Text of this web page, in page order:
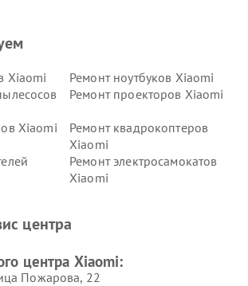
Xiaomi
Ремонт ноутбуков Xiaomi
Ремонт проекторов Xiaomi
Xiaomi
Ремонт квадрокоптеров
Xiaomi
Ремонт электросамокатов
Xiaomi
машин
Ремонт смарт-часов Xiaomi
центра
центра Xiaomi:
Пожарова, 22